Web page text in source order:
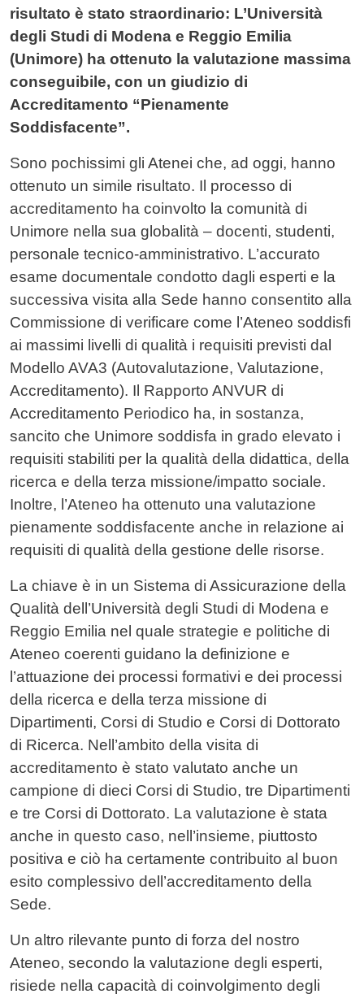
risultato è stato straordinario: L’Università
degli Studi di Modena e Reggio Emilia
(Unimore) ha ottenuto la valutazione massima
conseguibile, con un giudizio di
Accreditamento “Pienamente
Soddisfacente”.
Sono pochissimi gli Atenei che, ad oggi, hanno
ottenuto un simile risultato. Il processo di
accreditamento ha coinvolto la comunità di
Unimore nella sua globalità – docenti, studenti,
personale tecnico-amministrativo. L’accurato
esame documentale condotto dagli esperti e la
successiva visita alla Sede hanno consentito alla
Commissione di verificare come l’Ateneo soddisfi
ai massimi livelli di qualità i requisiti previsti dal
Modello AVA3 (Autovalutazione, Valutazione,
Accreditamento). Il Rapporto ANVUR di
Accreditamento Periodico ha, in sostanza,
sancito che Unimore soddisfa in grado elevato i
requisiti stabiliti per la qualità della didattica, della
ricerca e della terza missione/impatto sociale.
Inoltre, l’Ateneo ha ottenuto una valutazione
pienamente soddisfacente anche in relazione ai
requisiti di qualità della gestione delle risorse.
La chiave è in un Sistema di Assicurazione della
Qualità dell’Università degli Studi di Modena e
Reggio Emilia nel quale strategie e politiche di
Ateneo coerenti guidano la definizione e
l’attuazione dei processi formativi e dei processi
della ricerca e della terza missione di
Dipartimenti, Corsi di Studio e Corsi di Dottorato
di Ricerca. Nell’ambito della visita di
accreditamento è stato valutato anche un
campione di dieci Corsi di Studio, tre Dipartimenti
e tre Corsi di Dottorato. La valutazione è stata
anche in questo caso, nell’insieme, piuttosto
positiva e ciò ha certamente contribuito al buon
esito complessivo dell’accreditamento della
Sede.
Un altro rilevante punto di forza del nostro
Ateneo, secondo la valutazione degli esperti,
risiede nella capacità di coinvolgimento degli